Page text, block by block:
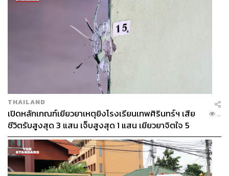
THAILAND
เปิดหลักเกณฑ์เยียวยาเหตุยิงโรงเรียนเทพศิรินทร์ฯ เสีย
ชีวิตรับสูงสุด 3 แสน เจ็บสูงสุด 1 แสน เยียวยาจิตใจ 5
ระดับ
...